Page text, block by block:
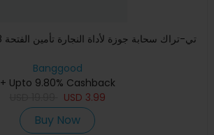
ماشيفيت 5 قطع M8 تي-تراك سحابة جوزة لأداة النجارة تأمين الفتحة
Banggood
+ Upto 9.80% Cashback
USD 3.99
Buy Now